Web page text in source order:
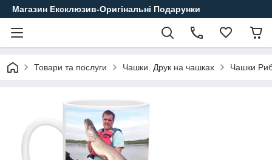
Магазин Ексклюзив-Оригінальні Подарунки
Товари та послуги Чашки. Друк на чашках Чашки